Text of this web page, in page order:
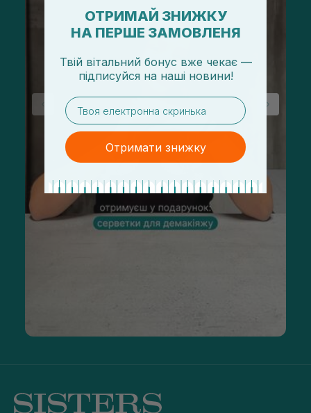
ОТРИМАЙ ЗНИЖКУ
НА ПЕРШЕ ЗАМОВЛЕНЯ
Твій вітальний бонус вже чекає —
підписуйся на наші новини!
email
Отримати знижку